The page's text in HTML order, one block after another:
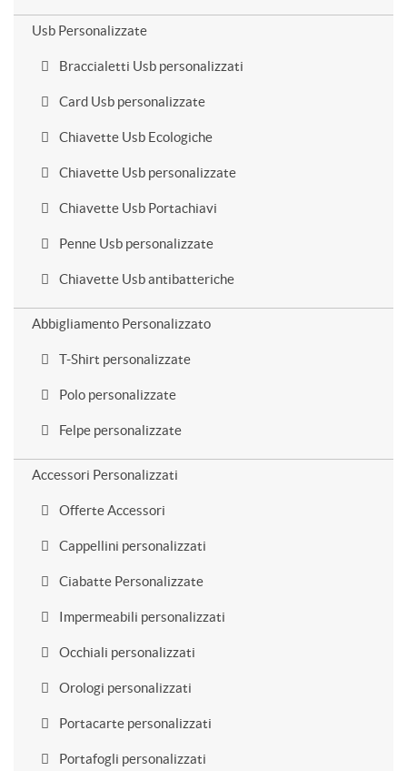
Usb Personalizzate
Braccialetti Usb personalizzati
Card Usb personalizzate
Chiavette Usb Ecologiche
Chiavette Usb personalizzate
Chiavette Usb Portachiavi
Penne Usb personalizzate
Chiavette Usb antibatteriche
Abbigliamento Personalizzato
T-Shirt personalizzate
Polo personalizzate
Felpe personalizzate
Accessori Personalizzati
Offerte Accessori
Cappellini personalizzati
Ciabatte Personalizzate
Impermeabili personalizzati
Occhiali personalizzati
Orologi personalizzati
Portacarte personalizzati
Portafogli personalizzati